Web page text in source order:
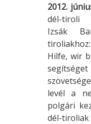
2012.
dél-tiroli
Izsák
Hilfe, wir
levél a
polgári
dél-tiroliak